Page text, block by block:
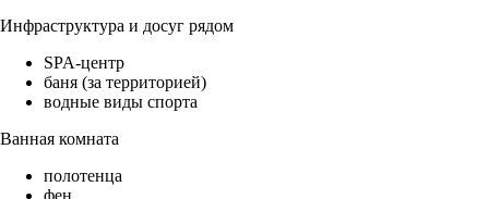
Инфраструктура и досуг рядом
SPA-центр
баня (за территорией)
водные виды спорта
Ванная комната
полотенца
фен